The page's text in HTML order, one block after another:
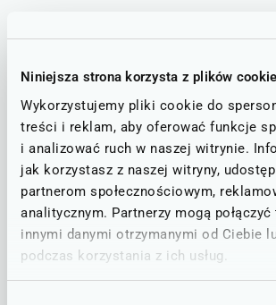
Niniejsza strona korzysta z plików cookie
Wykorzystujemy pliki cookie do
treści i reklam, aby oferować funkcje
i analizować ruch w naszej witrynie.
jak korzystasz z naszej witryny,
partnerom społecznościowym,
analitycznym. Partnerzy mogą
innymi danymi otrzymanymi od Ciebie
podczas korzystania z ich usług.
średnio co 20 minut, np. z Wrocławia do
pociągami o 16:14, 16:35 i 16:51. Mówiąc
na pociąg „w ciemno”, bo za chwilę będzie
jaki nas interesuje.
W Kolejach Dolnośląskich mówią jednak: mało!
się kolejne pociągi.
Nowy pociąg pojedzie z Wrocławia do Legnicy
dodatkowy o 22:45. Dodatkowa para pojedzie
Wrocławia o 3:13. Wydłużone zostaną też